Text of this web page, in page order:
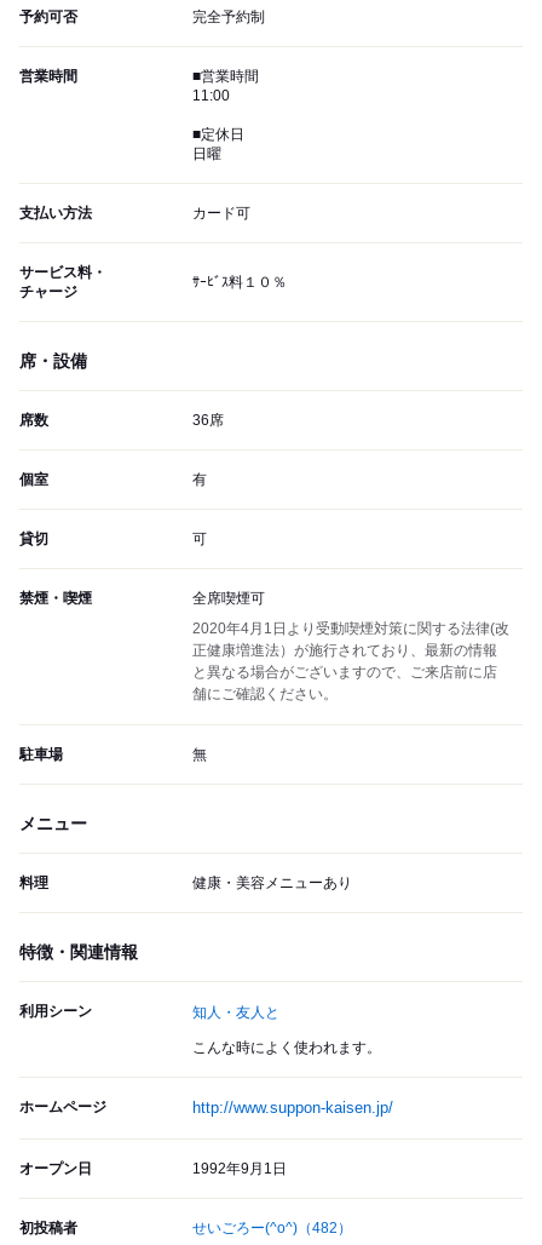
予約可否 完全予約制
営業時間
■営業時間
11:00
■定休日
日曜
支払い方法 カード可
サービス料・
チャージ
ｻｰﾋﾞｽ料１０％
席・設備
席数 36席
個室 有
貸切 可
禁煙・喫煙
全席喫煙可
2020年4月1日より受動喫煙対策に関する法律(改
正健康増進法）が施行されており、最新の情報
と異なる場合がございますので、ご来店前に店
舗にご確認ください。
駐車場 無
メニュー
料理 健康・美容メニューあり
特徴・関連情報
利用シーン 知人・友人と
こんな時によく使われます。
ホームページ http://www.suppon-kaisen.jp/
オープン日 1992年9月1日
初投稿者 せいごろー(^o^) （482）